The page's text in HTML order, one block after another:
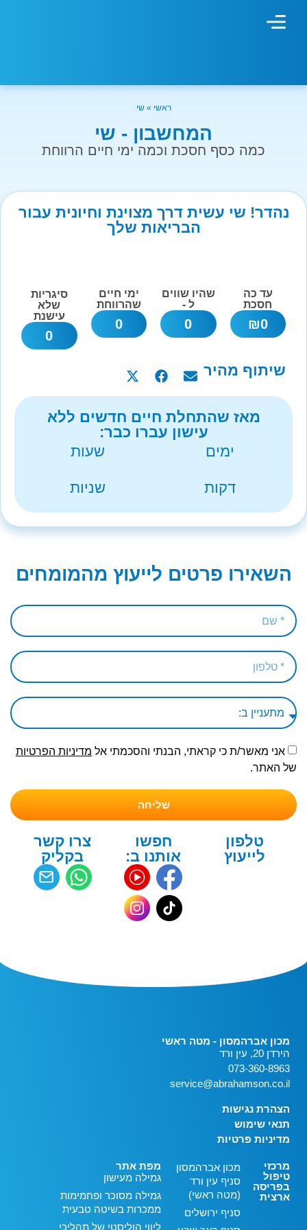
ראשי »שי
המחשבון - שי
כמה כסף חסכת וכמה ימי חיים הרווחת
נהדר! שי עשית דרך מצוינת וחיונית עבור
הבריאות שלך
עד כה
חסכת
0
₪
שהיו שווים
ל -
0
ימי חיים
שהרווחת
0
סיגריות
שלא
עישנת
0
שיתוף מהיר
מאז שהתחלת חיים חדשים ללא
עישון עברו כבר:
ימים
שעות
דקות שניות
השאירו פרטים לייעוץ מהמומחים
אני מאשר/ת כי קראתי, הבנתי והסכמתי אל מדיניות הפרטיות
של האתר.
שליחה
טלפון
לייעוץ
חפשו
אותנו ב:
צרו קשר
בקליק
מכון אברהמסון - מטה ראשי
הירדן 20, עין ורד
073-360-8963
service@abrahamson.co.il
הצהרת נגישות
תנאי שימוש
מדיניות פרטיות
מרכזי
טיפול
בפריסה
ארצית
מכון אברהמסון
סניף עין ורד
(מטה ראשי)
סניף ירושלים
מפת אתר
גמילה מעישון
גמילה מסוכר ופחמימות
ממכרות בשיטה טבעית
ליווי הוליסטי של תהליכי